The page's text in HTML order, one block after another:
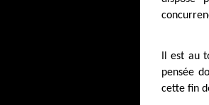
Il est au
pensée
cette fin